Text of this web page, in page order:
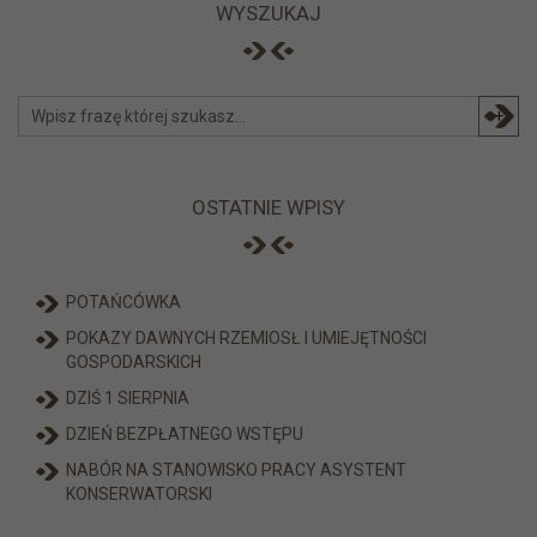
WYSZUKAJ
+
OSTATNIE WPISY
POTAŃCÓWKA
POKAZY DAWNYCH RZEMIOSŁ I UMIEJĘTNOŚCI
GOSPODARSKICH
DZIŚ 1 SIERPNIA
DZIEŃ BEZPŁATNEGO WSTĘPU
NABÓR NA STANOWISKO PRACY ASYSTENT
KONSERWATORSKI